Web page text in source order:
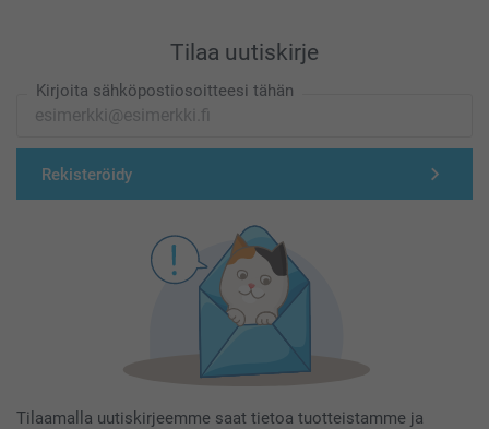
Tilaa uutiskirje
Kirjoita sähköpostiosoitteesi tähän
Rekisteröidy
Tilaamalla uutiskirjeemme saat tietoa tuotteistamme ja